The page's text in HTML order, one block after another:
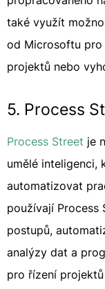
také využít
od Microsoftu pro
projektů nebo
5. Process
Process Street je
umělé inteligenci,
automatizovat
používají Process
postupů,
analýzy dat a
pro řízení